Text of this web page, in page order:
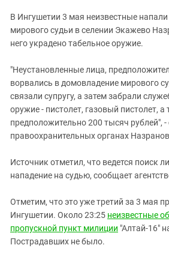
КАВКАЗ ЗА
Ингушетия
Кабардино-Балкария
Калмыкия
Карачаево-Черкесия
Краснодарский край
Нагорный Карабах
Российская Федерация
Ростовская область
Северная Осетия - Алания
Ставропольский край
Чечня
В Ингушетии 3 мая неизвестные
мирового судьи в селении Экажево
него украдено табельное оружие.
"Неустановленные лица,
ворвались в домовладение мирового
связали супругу, а затем забрали
оружие - пистолет, газовый пистолет,
предположительно 200 тысяч рублей", -
правоохранительных органах
Источник отметил, что ведется поиск
нападение на судью, сообщает
Отметим, что это уже третий за 3 мая
Ингушетии. Около 23:25 неизвестные
пропускной пункт милиции "Алтай-16"
Пострадавших не было.